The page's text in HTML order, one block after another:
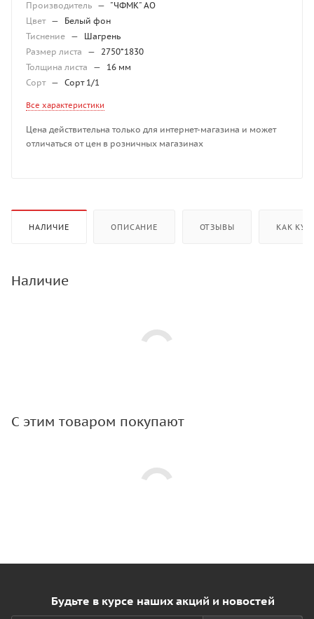
Производитель — "ЧФМК" АО
Цвет —
Белый фон
Тиснение —
Шагрень
Размер листа
— 2750*1830
Толщина листа
—
16 мм
Сорт — Сорт 1/1
Все характеристики
Цена действительна только для интернет-магазина и может
отличаться от цен в розничных магазинах
НАЛИЧИЕ ОПИСАНИЕ ОТЗЫВЫ КАК
Наличие
С этим товаром покупают
Будьте в курсе наших акций и новостей